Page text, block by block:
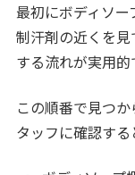
最初にボディソ
制汗剤の近くを
する流れが実用的
この順番で見つ
タッフに確認する